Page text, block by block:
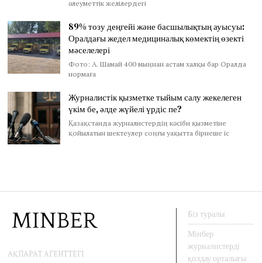
әлеуметтік желілердегі
89% тозу деңгейі және басшылықтың ауысуы:
Оралдағы жедел медициналық көмектің өзекті
мәселелері
Фото: А. Шамай 400 мыңнан астам халқы бар Оралда
нормаға
Журналистік қызметке тыйым салу жекелеген
үкім бе, әлде жүйелі үрдіс пе?
Қазақстанда журналистердің кәсіби қызметіне
қойылатын шектеулер соңғы уақытта бірнеше іс
АҚПАРАТ АГЕНТТЕГІ
Біз туралы
Мінбер
журналистерді
қолдау орталығы